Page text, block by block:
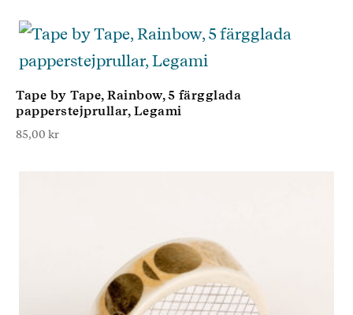
Tape by Tape, Rainbow, 5 färgglada
papperstejprullar, Legami
85,00 kr